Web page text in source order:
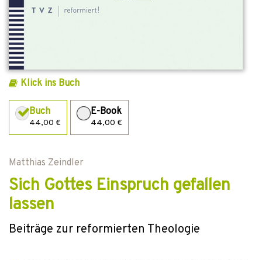
Klick ins Buch
Buch
44,00 €
E-Book
44,00 €
Matthias Zeindler
Sich Gottes Einspruch gefallen
lassen
Beiträge zur reformierten Theologie